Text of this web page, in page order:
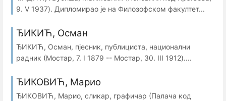
9. V 1937). Дипломирао је на Филозофском факултет...
ЂИКИЋ, Осман
ЂИКИЋ, Осман, пјесник, публициста, национални
радник (Мостар, 7. I 1879 -- Мостар, 30. III 1912)....
ЂИКОВИЋ, Марио
ЂИКОВИЋ, Марио, сликар, графичар (Палачa код